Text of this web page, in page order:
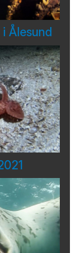
Ålesund